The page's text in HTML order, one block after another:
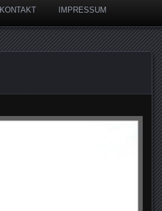
KONTAKT IMPRESSUM